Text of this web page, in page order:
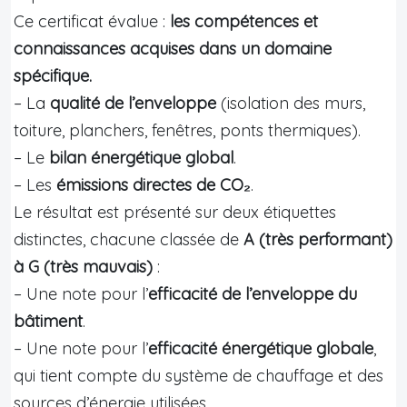
Ce certificat évalue : les compétences et
connaissances acquises dans un domaine
spécifique.
– La qualité de l’enveloppe (isolation des murs,
toiture, planchers, fenêtres, ponts thermiques).
– Le bilan énergétique global.
– Les émissions directes de CO₂.
Le résultat est présenté sur deux étiquettes
distinctes, chacune classée de A (très performant)
à G (très mauvais) :
– Une note pour l’efficacité de l’enveloppe du
bâtiment.
– Une note pour l’efficacité énergétique globale,
qui tient compte du système de chauffage et des